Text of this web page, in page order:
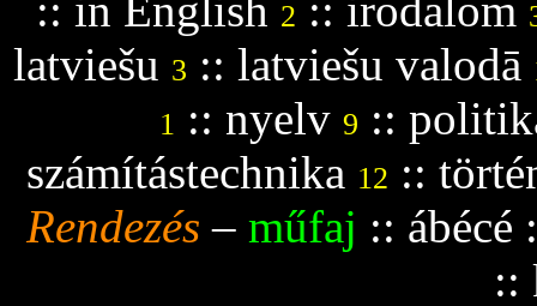
2
latviešu 3 :: latviešu valodā
1 :: nyelv 9 ::
számítástechnika 12 ::
Rendezés – műfaj :: ábécé
::